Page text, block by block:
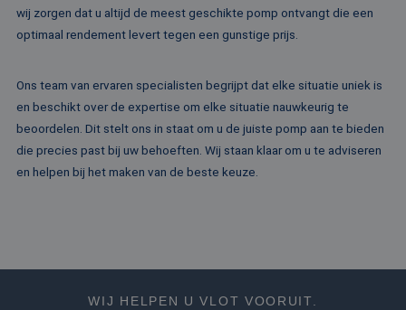
wij zorgen dat u altijd de meest geschikte pomp ontvangt die een
optimaal rendement levert tegen een gunstige prijs.
Ons team van ervaren specialisten begrijpt dat elke situatie uniek is
en beschikt over de expertise om elke situatie nauwkeurig te
beoordelen. Dit stelt ons in staat om u de juiste pomp aan te bieden
die precies past bij uw behoeften. Wij staan klaar om u te adviseren
en helpen bij het maken van de beste keuze.
WIJ HELPEN U VLOT VOORUIT.
deze website.
SM
.c.clarity.ms Sessie
het gebruik van
website voor
analyses te
_fbp
Meta Platform
Inc.
.rentalpumps.eu
2 maanden 4
weken
Gebruikt door
Facebook om een
reeks